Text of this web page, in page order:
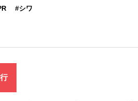
#シワ